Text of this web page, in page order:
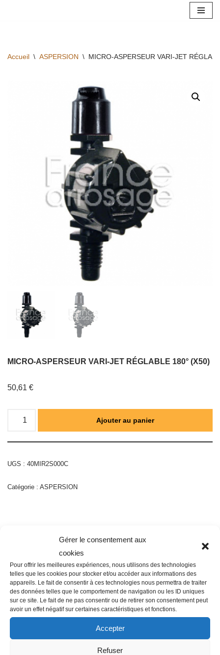
Gérer le consentement aux
cookies
Pour offrir les meilleures expériences, nous utilisons des technologies
telles que les cookies pour stocker et/ou accéder aux informations des
appareils. Le fait de consentir à ces technologies nous permettra de traiter
des données telles que le comportement de navigation ou les ID uniques
sur ce site. Le fait de ne pas consentir ou de retirer son consentement peut
avoir un effet négatif sur certaines caractéristiques et fonctions.
Accepter
Refuser
contenu
Accueil \ ASPERSION \ MICRO-ASPERSEUR VARI-JET
MICRO-ASPERSEUR VARI-JET RÉGLABLE 180° (X50)
50,61 €
Ajouter au panier
UGS : 40MIR2S000C
Catégorie : ASPERSION
Famille K09
Autres informations Vari-jet